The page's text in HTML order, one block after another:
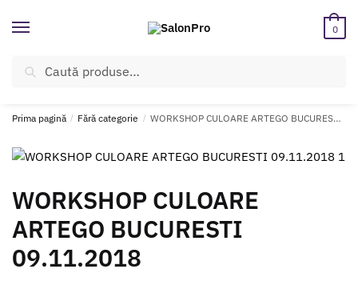
Caută
Caută
0
ÎNREGISTREAZĂ-TE SI BENEFICIEAZĂ DE CADOURI ȘI REDUCERI
Prima pagină / Fără categorie / WORKSHOP CULOARE ARTEGO BUCURESTI 09.11.2018
WORKSHOP CULOARE
ARTEGO BUCURESTI
09.11.2018